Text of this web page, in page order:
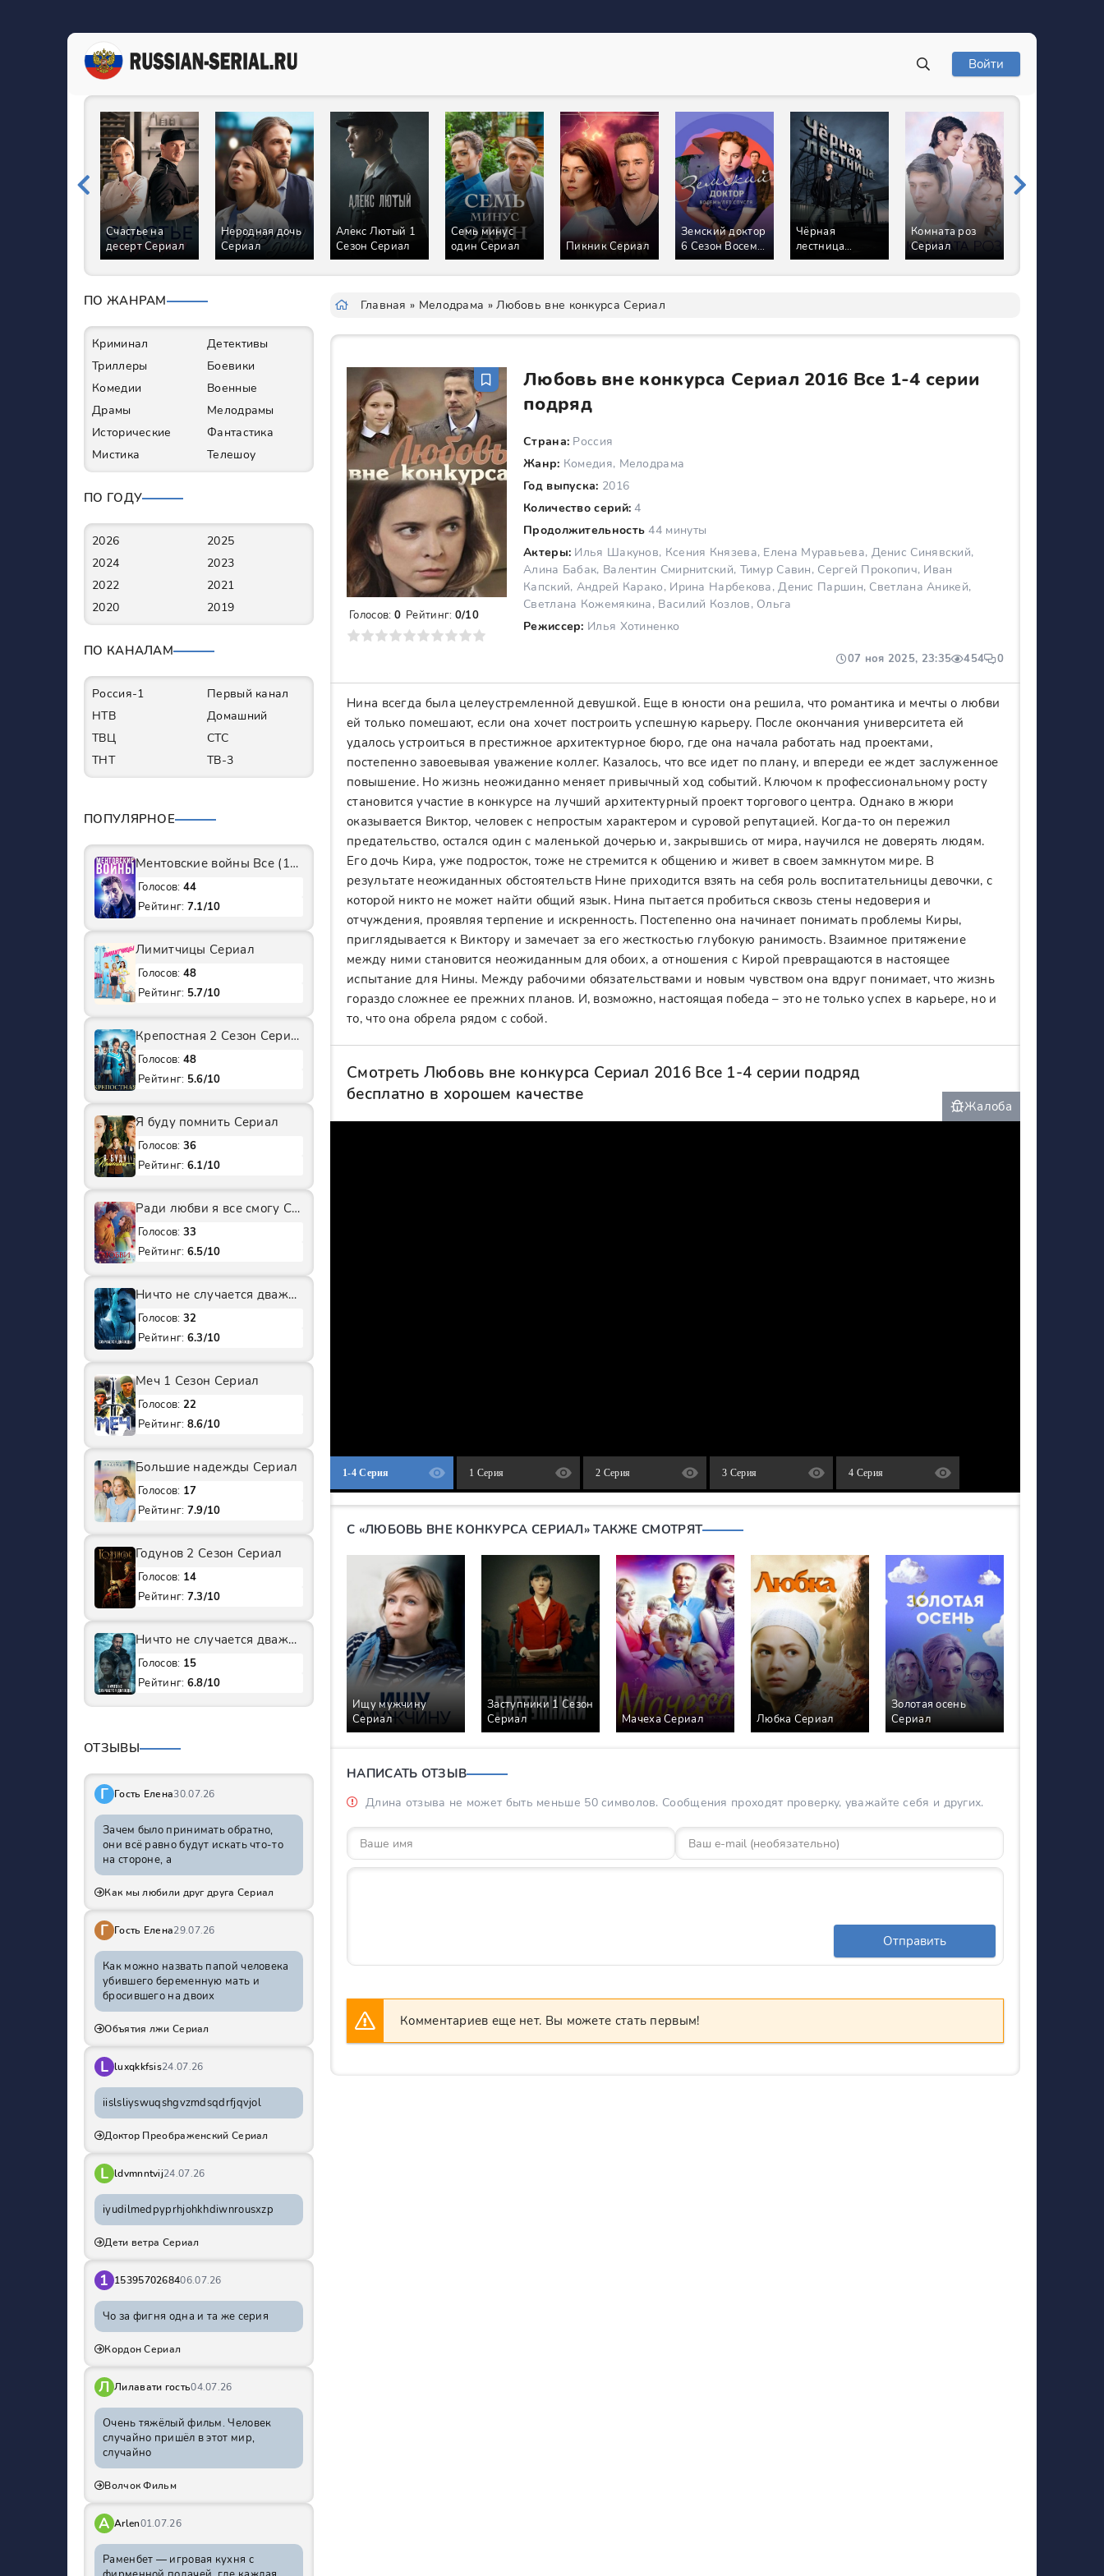
Войти
Счастье на
десерт Сериал
Неродная дочь
Сериал
Алекс Лютый 1
Сезон Сериал
Семь минус
один Сериал
Пикник Сериал
Земский доктор
6 Сезон Восемь
лет спустя
Сериал
Чёрная
лестница
Сериал
Комната роз
Сериал
Главная » Мелодрама » Любовь вне конкурса Сериал
Любовь вне конкурса Сериал 2016 Все 1-4 серии
подряд
Страна: Россия
Жанр: Комедия, Мелодрама
Год выпуска: 2016
Количество серий: 4
Продолжительность 44 минуты
Актеры: Илья Шакунов, Ксения Князева, Елена Муравьева, Денис Синявский,
Алина Бабак, Валентин Смирнитский, Тимур Савин, Сергей Прокопич, Иван
Капский, Андрей Карако, Ирина Нарбекова, Денис Паршин, Светлана Аникей,
Светлана Кожемякина, Василий Козлов, Ольга
Режиссер: Илья Хотиненко
07 ноя 2025, 23:35 454 0
Голосов: 0 Рейтинг: 0/10
7 8 9 10
Нина всегда была целеустремленной девушкой. Еще в юности она решила, что романтика и мечты о любви
ей только помешают, если она хочет построить успешную карьеру. После окончания университета ей
удалось устроиться в престижное архитектурное бюро, где она начала работать над проектами,
постепенно завоевывая уважение коллег. Казалось, что все идет по плану, и впереди ее ждет заслуженное
повышение. Но жизнь неожиданно меняет привычный ход событий. Ключом к профессиональному росту
становится участие в конкурсе на лучший архитектурный проект торгового центра. Однако в жюри
оказывается Виктор, человек с непростым характером и суровой репутацией. Когда-то он пережил
предательство, остался один с маленькой дочерью и, закрывшись от мира, научился не доверять людям.
Его дочь Кира, уже подросток, тоже не стремится к общению и живет в своем замкнутом мире. В
результате неожиданных обстоятельств Нине приходится взять на себя роль воспитательницы девочки, с
которой никто не может найти общий язык. Нина пытается пробиться сквозь стены недоверия и
отчуждения, проявляя терпение и искренность. Постепенно она начинает понимать проблемы Киры,
приглядывается к Виктору и замечает за его жесткостью глубокую ранимость. Взаимное притяжение
между ними становится неожиданным для обоих, а отношения с Кирой превращаются в настоящее
испытание для Нины. Между рабочими обязательствами и новым чувством она вдруг понимает, что жизнь
гораздо сложнее ее прежних планов. И, возможно, настоящая победа – это не только успех в карьере, но и
то, что она обрела рядом с собой.
Смотреть Любовь вне конкурса Сериал 2016 Все 1-4 серии подряд
бесплатно в хорошем качестве
1-4 Серия 1 Серия 2 Серия 3 Серия 4 Серия
Жалоба
С «ЛЮБОВЬ ВНЕ КОНКУРСА СЕРИАЛ» ТАКЖЕ СМОТРЯТ
Ищу мужчину
Сериал
Заступники 1 Сезон
Сериал
Мачеха Сериал Любка Сериал
Золотая осень
Сериал
НАПИСАТЬ ОТЗЫВ
Длина отзыва не может быть меньше 50 символов. Сообщения проходят проверку, уважайте себя и других.
Отправить
Комментариев еще нет. Вы можете стать первым!
ПО ЖАНРАМ
Криминал
Детективы
Триллеры
Боевики
Комедии
Военные
Драмы
Мелодрамы
Исторические
Фантастика
Мистика
Телешоу
ПО ГОДУ
2026
2025
2024
2023
2022
2021
2020
2019
ПО КАНАЛАМ
Россия-1
Первый канал
НТВ
Домашний
ТВЦ
СТС
ТНТ
ТВ-3
ПОПУЛЯРНОЕ
Ментовские войны Все (1-11 Сезоны) подряд Сериал
Голосов: 44
Рейтинг: 7.1/10
Лимитчицы Сериал
Голосов: 48
Рейтинг: 5.7/10
Крепостная 2 Сезон Сериал
Голосов: 48
Рейтинг: 5.6/10
Я буду помнить Сериал
Голосов: 36
Рейтинг: 6.1/10
Ради любви я все смогу Сериал
Голосов: 33
Рейтинг: 6.5/10
Ничто не случается дважды 2 Сезон Сериал
Голосов: 32
Рейтинг: 6.3/10
Меч 1 Сезон Сериал
Голосов: 22
Рейтинг: 8.6/10
Большие надежды Сериал
Голосов: 17
Рейтинг: 7.9/10
Годунов 2 Сезон Сериал
Голосов: 14
Рейтинг: 7.3/10
Ничто не случается дважды 1 Сезон Сериал
Голосов: 15
Рейтинг: 6.8/10
ОТЗЫВЫ
Г Гость Елена30.07.26
Зачем было принимать обратно,
они всё равно будут искать что-то
на стороне, а
Как мы любили друг друга Сериал
Г Гость Елена29.07.26
Как можно назвать папой человека
убившего беременную мать и
бросившего на двоих
Объятия лжи Сериал
L luxqkkfsis24.07.26
iislsliyswuqshgvzmdsqdrfjqvjol
Доктор Преображенский Сериал
L ldvmnntvij24.07.26
iyudilmedpyprhjohkhdiwnrousxzp
Дети ветра Сериал
1 1539570268406.07.26
Чо за фигня одна и та же серия
Кордон Сериал
Л Лилавати гость04.07.26
Очень тяжёлый фильм. Человек
случайно пришёл в этот мир,
случайно
Волчок Фильм
A Arlen01.07.26
Раменбет — игровая кухня с